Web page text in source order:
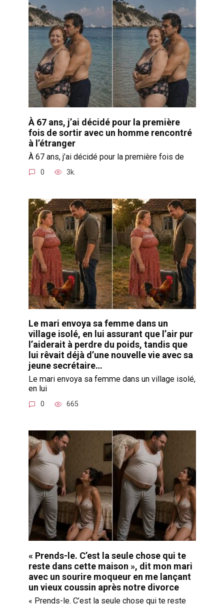
À 67 ans, j’ai décidé pour la première
fois de sortir avec un homme rencontré
à l’étranger
À 67 ans, j’ai décidé pour la première fois de
0 3k.
Le mari envoya sa femme dans un
village isolé, en lui assurant que l’air pur
l’aiderait à perdre du poids, tandis que
lui rêvait déjà d’une nouvelle vie avec sa
jeune secrétaire…
Le mari envoya sa femme dans un village isolé,
en lui
0 665
« Prends-le. C’est la seule chose qui te
reste dans cette maison », dit mon mari
avec un sourire moqueur en me lançant
un vieux coussin après notre divorce
« Prends-le. C’est la seule chose qui te reste